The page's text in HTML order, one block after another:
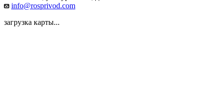
info@rosprivod.com
загрузка карты...